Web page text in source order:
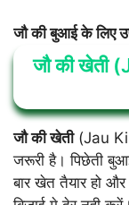
जौ की बुआई के लिए
जौ की खेती
जौ की खेती(Jau
जरूरी है। पिछेती
बार खेत तैयार हो